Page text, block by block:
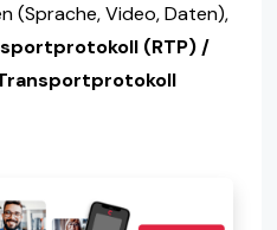
(Sprache, Video, Daten),
(RTP) /